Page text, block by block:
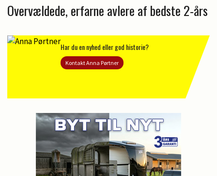
Overvældede, erfarne avlere af bedste 2-års
Har du en nyhed eller god historie?
Kontakt Anna Pørtner